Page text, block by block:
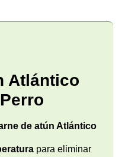
Atlántico
de atún Atlántico
para eliminar